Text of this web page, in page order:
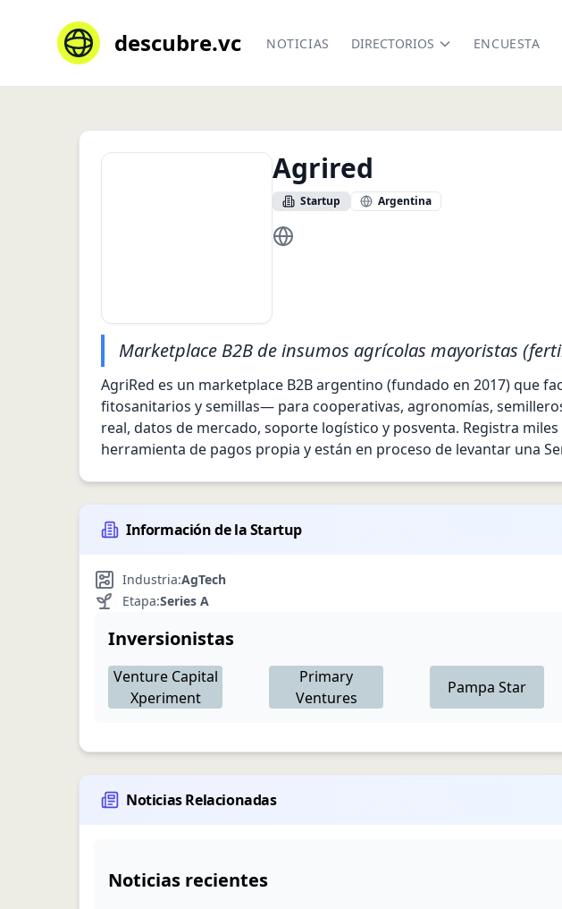
descubre.vc NOTICIAS DIRECTORIOS ENCUESTA
Agrired
Startup Argentina
https://www.agrired.com
Marketplace B2B de insumos agrícolas mayoristas
AgriRed es un marketplace B2B argentino (fundado en 2017) que
fitosanitarios y semillas— para cooperativas, agronomías,
real, datos de mercado, soporte logístico y posventa. Registra
herramienta de pagos propia y están en proceso de levantar una
Información de la Startup
Industria:AgTech
Etapa:Series A
Inversionistas
Venture Capital
Xperiment
Primary
Ventures
Pampa Star
Noticias Relacionadas
Noticias recientes